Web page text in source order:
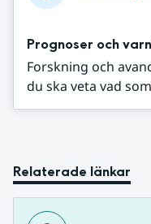
Prognoser och
Forskning och
du ska veta vad
Relaterade länkar